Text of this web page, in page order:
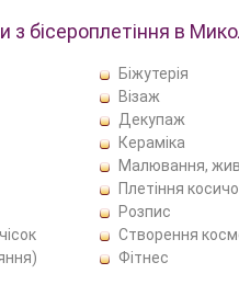
з бісероплетіння в
Біжутерія
Візаж
Декупаж
Кераміка
Малювання,
Плетіння
Розпис
Створення
Фітнес